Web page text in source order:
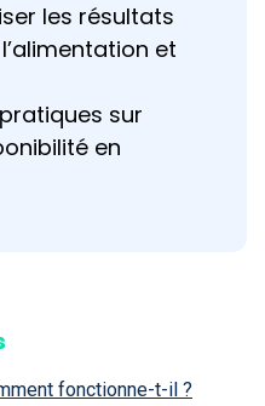
les résultats
et
sur
en
fonctionne-t-il ?